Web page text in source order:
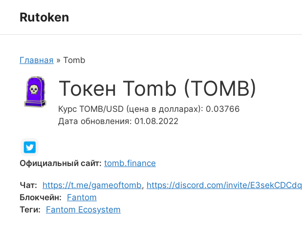
Rutoken
Главная » Tomb
Токен Tomb (TOMB)
Курс TOMB/USD (цена в долларах): 0.03766
Дата обновления: 01.08.2022
Официальный сайт: tomb.finance
Чат: https://t.me/gameoftomb, https://discord.com/invite/E3sekCDCdq
Блокчейн:
Fantom
Теги:
Fantom Ecosystem